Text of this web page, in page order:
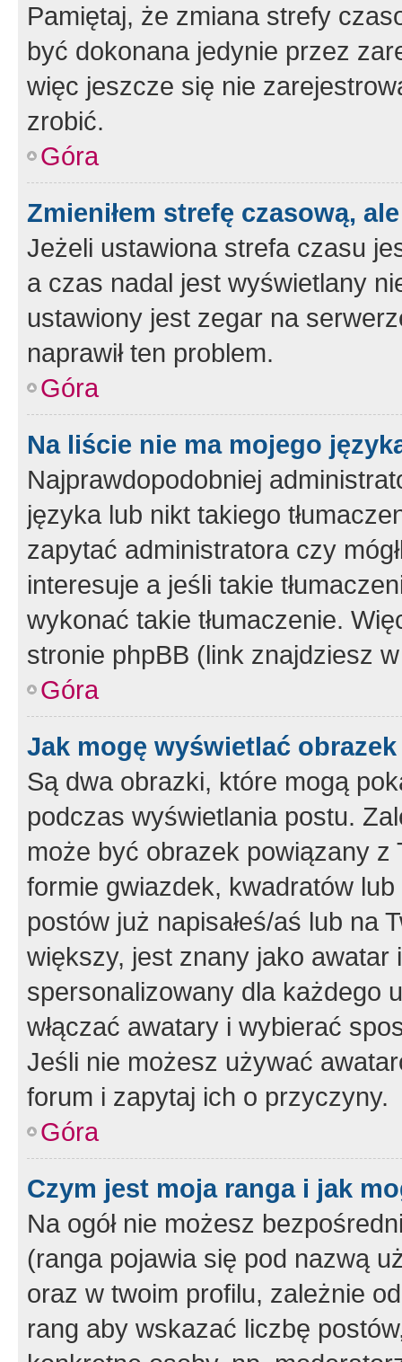
Pamiętaj, że zmiana strefy
być dokonana jedynie przez
więc jeszcze się nie
zrobić.
Góra
Zmieniłem strefę czasową,
Jeżeli ustawiona strefa czasu
a czas nadal jest wyświetlany
ustawiony jest zegar na
naprawił ten problem.
Góra
Na liście nie ma mojego
Najprawdopodobniej
języka lub nikt takiego
zapytać administratora czy
interesuje a jeśli takie
wykonać takie tłumaczenie.
stronie phpBB (link znajdziesz
Góra
Jak mogę wyświetlać
Są dwa obrazki, które mogą
podczas wyświetlania postu.
może być obrazek powiązany z
formie gwiazdek, kwadratów
postów już napisałeś/aś lub na
większy, jest znany jako
spersonalizowany dla każdego
włączać awatary i wybierać
Jeśli nie możesz używać
forum i zapytaj ich o przyczyny.
Góra
Czym jest moja ranga i jak
Na ogół nie możesz
(ranga pojawia się pod nazwą
oraz w twoim profilu, zależnie
rang aby wskazać liczbę